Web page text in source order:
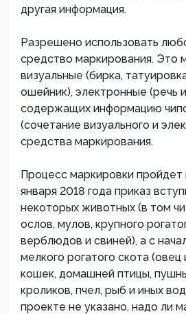
другая информация.
Разрешено использовать
средство маркирования. Это
визуальные (бирка,
ошейник), электронные (речь
содержащих информацию
(сочетание визуального и
средства маркирования.
Процесс маркировки пройдет
января 2018 года приказ
некоторых животных (в том
ослов, мулов, крупного
верблюдов и свиней), а с
мелкого рогатого скота (овец
кошек, домашней птицы,
кроликов, пчел, рыб и иных
проекте не указано, надо ли